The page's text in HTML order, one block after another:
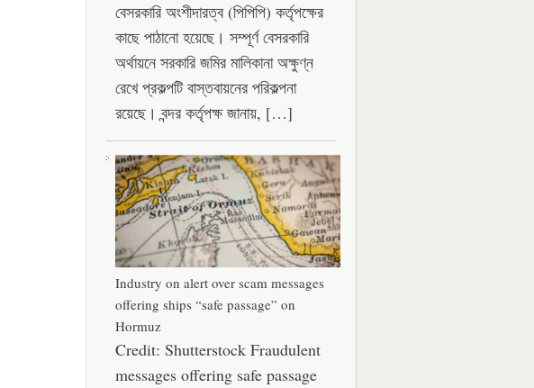
বেসরকারি অংশীদারত্ব (পিপিপি) কর্তৃপক্ষের
কাছে পাঠানো হয়েছে। সম্পূর্ণ বেসরকারি
অর্থায়নে সরকারি জমির মালিকানা অক্ষুণ্ন
রেখে প্রকল্পটি বাস্তবায়নের পরিকল্পনা
রয়েছে। বন্দর কর্তৃপক্ষ জানায়, […]
Industry on alert over scam messages
offering ships “safe passage” on
Hormuz
Credit: Shutterstock Fraudulent
messages offering safe passage